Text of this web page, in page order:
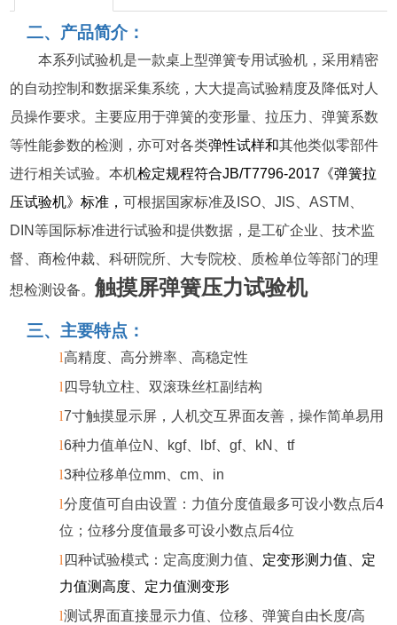
二、产品简介：
本系列试验机是一款桌上型弹簧专用试验机，采用精密
的自动控制和数据采集系统，大大提高试验精度及降低对人
员操作要求。主要应用于弹簧的变形量、拉压力、弹簧系数
等性能参数的检测，亦可对各类弹性试样和其他类似零部件
进行相关试验。本机检定规程符合JB/T7796-2017 《弹簧拉
压试验机》标准，可根据国家标准及 ISO、JIS、ASTM 、
DIN等国际标准进行试验和提供数据，是工矿企业、技术监
督、商检仲裁、科研院所、大专院校、质检单位等部门的理
想检测设备。触摸屏弹簧压力试验机
三、主要特点：
l高精度、高分辨率、高稳定性
l 四导轨立柱、双滚珠丝杠副结构
l7寸触摸显示屏，人机交互界面友善，操作简单易用
l6种力值单位N 、 kgf、 lbf、gf、 kN 、tf
l3种位移单位mm、cm、 in
l分度值可自由设置：力值分度值最多可设小数点后4
位；位移分度值最多可设小数点后4位
l 四种试验模式：定高度测力值、定变形测力值、定
力值测高度、定力值测变形
l测试界面直接显示力值、位移、弹簧自由长度/高